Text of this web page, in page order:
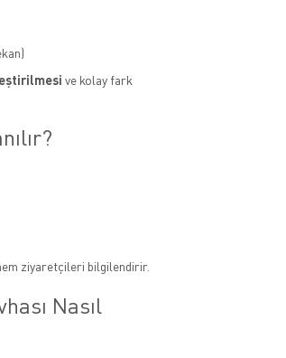
ve kolay fark
ziyaretçileri bilgilendirir.
Nasıl